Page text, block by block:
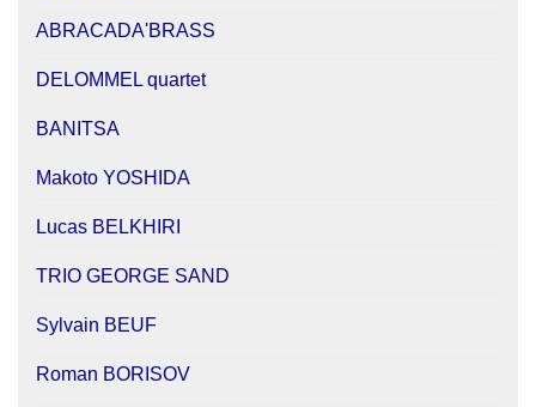
ABRACADA'BRASS
DELOMMEL quartet
BANITSA
Makoto YOSHIDA
Lucas BELKHIRI
TRIO GEORGE SAND
Sylvain BEUF
Roman BORISOV